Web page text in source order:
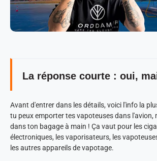
La réponse courte : oui,
Avant d'entrer dans les détails, voici l'info la
tu peux emporter tes vapoteuses dans l'avion,
dans ton bagage à main ! Ça vaut pour les
électroniques, les vaporisateurs, les
les autres appareils de vapotage.